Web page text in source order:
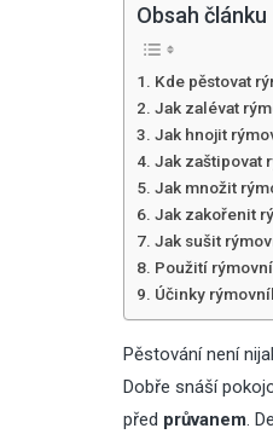
Obsah článku
Kde pěstovat
Jak zalévat
Jak hnojit
Jak zaštipovat
Jak množit
Jak zakořenit
Jak sušit
Použití
Účinky
Pěstování není
Dobře snáší
před průvanem .